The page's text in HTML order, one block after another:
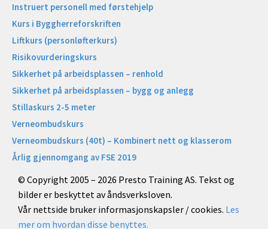
Instruert personell med førstehjelp
Kurs i Byggherreforskriften
Liftkurs (personløfterkurs)
Risikovurderingskurs
Sikkerhet på arbeidsplassen – renhold
Sikkerhet på arbeidsplassen – bygg og anlegg
Stillaskurs 2-5 meter
Verneombudskurs
Verneombudskurs (40t) – Kombinert nett og klasserom
Årlig gjennomgang av FSE 2019
© Copyright 2005 – 2026 Presto Training AS. Tekst og
bilder er beskyttet av åndsverksloven.
Vår nettside bruker informasjonskapsler / cookies. Les
mer om hvordan disse benyttes.